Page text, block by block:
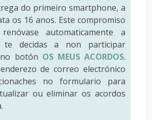
do primeiro smartphone, a
os 16 anos. Este compromiso
automaticamente a
te decidas a non participar
botón OS MEUS ACORDOS.
de correo electrónico
no formulario para
ou eliminar os acordos